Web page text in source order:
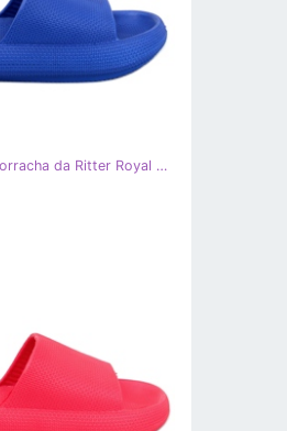
BM Lâminas de borracha da Ritter Royal Blue azul